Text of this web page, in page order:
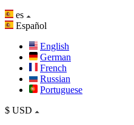
es
Español
English
German
French
Russian
Portuguese
$ USD